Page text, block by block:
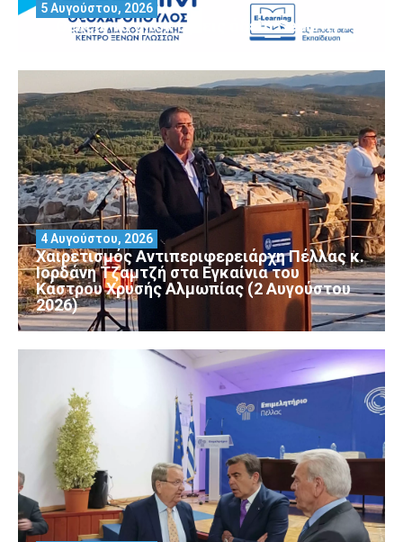
Θέλεις να αποκτήσεις άδεια Security?
5 Αυγούστου, 2026
Χαιρετισμός Αντιπεριφερειάρχη Πέλλας κ.
Ιορδάνη Τζαμτζή στα Εγκαίνια του
Κάστρου Χρυσής Αλμωπίας (2 Αυγούστου
2026)
4 Αυγούστου, 2026